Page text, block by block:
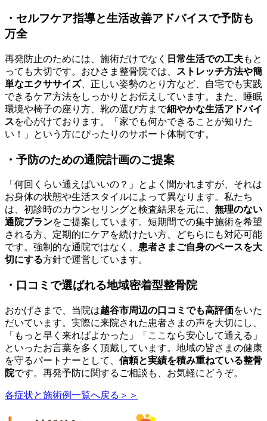
・セルフケア指導と生活改善アドバイスで予防も
万全
再発防止のためには、施術だけでなく 日常生活での工夫もと
っても大切です。おひさま整骨院では、
ストレッチ方法や簡
単なエクササイズ、正しい姿勢のとり方など、自宅でも実践
できるケア方法をしっかりとお伝えしています。また、睡眠
環境や椅子の座り方、靴の選び方まで細やかな生活アドバイ
スを心がけております。「家でも何かできることが知りた
い！」という方にぴったりのサポート体制です。
・予防のための通院計画のご提案
「何回くらい通えばいいの？」とよく聞かれますが、それは
お身体の状態や生活スタイルによって異なります。私たち
は、初診時のカウンセリングと検査結果を元に、 無理のない
通院プランをご提案しています。短期間での集中施術を希望
される方、定期的にケアを続けたい方、どちらにも対応可能
です。強制的な通院ではなく、 患者さまご自身のペースを大
切にする方針で運営しています。
・口コミで選ばれる地域密着型整骨院
おかげさまで、当院は越谷市周辺の口コミでも高評価をいた
だいています。実際に来院された患者さまの声を大切にし、
「もっと早く来ればよかった」「ここなら安心して通える」
といったお言葉を多く頂戴しています。地域の皆さまの健康
を守るパートナーとして、 信頼と実績を積み重ねている整骨
院です。再発予防に関するご相談も、お気軽にどうぞ。
各症状と施術例一覧へ戻る＞＞